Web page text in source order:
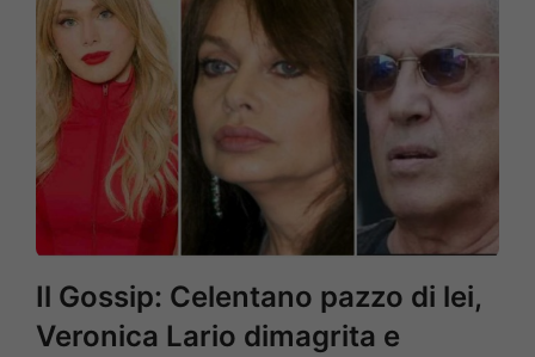
Il Gossip: Celentano pazzo di lei,
Veronica Lario dimagrita e